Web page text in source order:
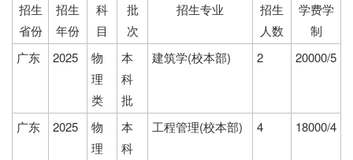
招生
省份
招生
年份
科
目
批
次
招生专业
招生
人数
学费学
制
广东
2025
物
理
类
本
科
批
建筑学(校本部) 2 20000/5
广东 2025
物
理
本
科
工程管理(校本部) 4 18000/4